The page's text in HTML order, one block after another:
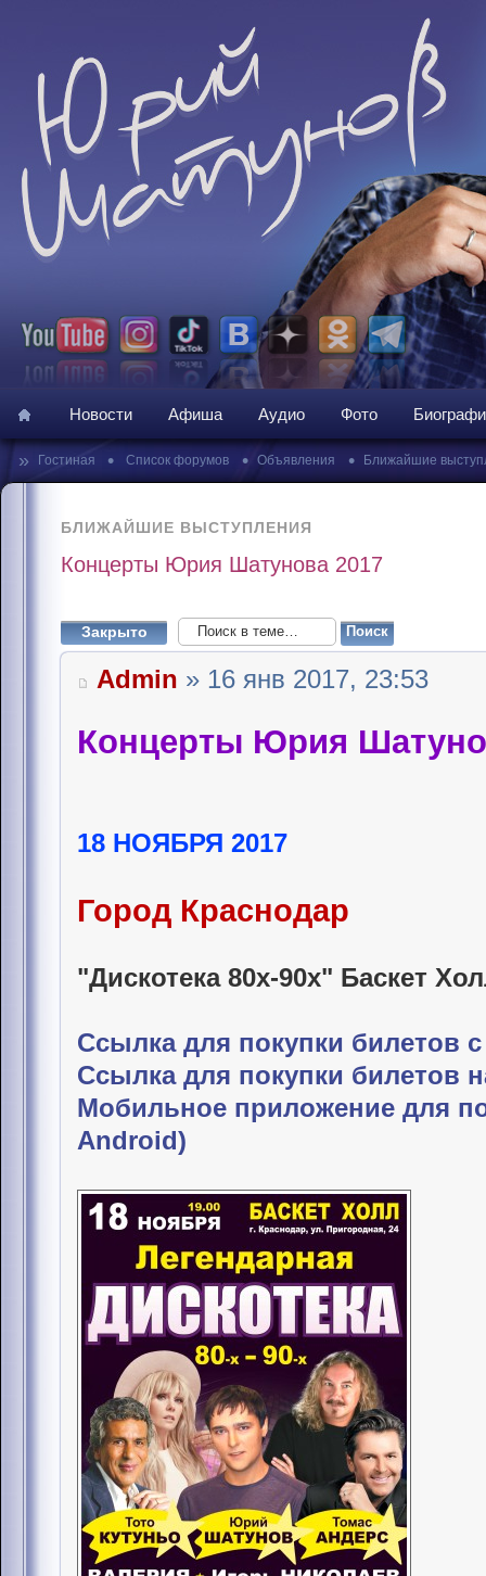
Новости Афиша Аудио Фото
» Гостиная • Список форумов • Объявления • Ближайшие
БЛИЖАЙШИЕ ВЫСТУПЛЕНИЯ
Концерты Юрия Шатунова 2017
Закрыто
Admin » 16 янв 2017, 23:53
Концерты Юрия
18 НОЯБРЯ 2017
Город Краснодар
"Дискотека 80х-90х" Баскет
Ссылка для покупки билетов
Ссылка для покупки билетов
Мобильное приложение для
Android)